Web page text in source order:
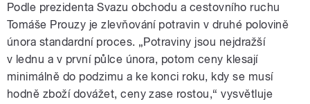
Podle prezidenta Svazu obchodu a cestovního ruchu
Tomáše Prouzy je zlevňování potravin v druhé polovině
února standardní proces. „Potraviny jsou nejdražší
v lednu a v první půlce února, potom ceny klesají
minimálně do podzimu a ke konci roku, kdy se musí
hodně zboží dovážet, ceny zase rostou,“ vysvětluje